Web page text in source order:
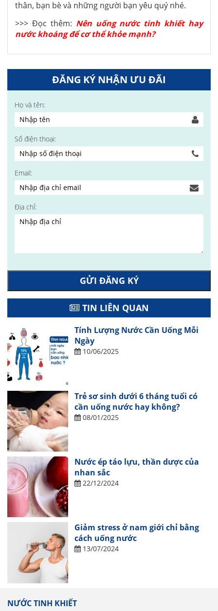
thân, bạn bè và những người bạn yêu quý nhé.
>>> Đọc thêm: Nên uống nước tinh khiết hay
nước khoáng để cơ thể khỏe mạnh?
ĐĂNG KÝ NHẬN ƯU ĐÃI
Họ và tên:
Số điện thoại:
Email:
Địa chỉ:
GỬI ĐĂNG KÝ
TIN LIÊN QUAN
Tính Lượng Nước Cần Uống Mỗi
Ngày
10/06/2025
Trẻ sơ sinh dưới 6 tháng tuổi có
cần uống nước hay không?
08/01/2025
Nước ép táo lựu, thần dược của
nhan sắc
22/12/2024
Giảm stress ở nam giới chỉ bằng
cách uống nước
13/07/2024
NƯỚC TINH KHIẾT